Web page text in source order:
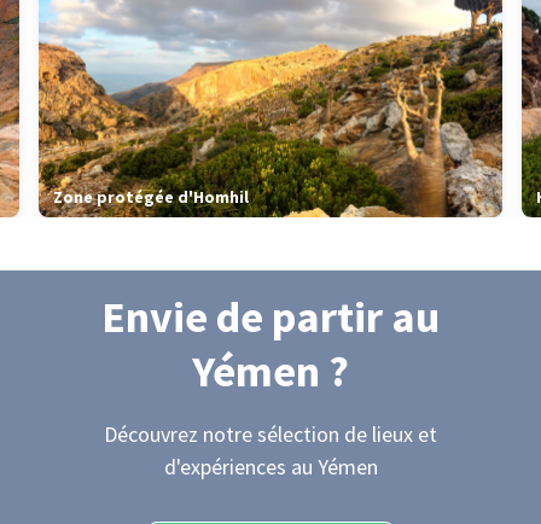
Zone protégée d'Homhil
Envie de partir au
Yémen ?
Découvrez notre sélection de lieux et
d'expériences au Yémen